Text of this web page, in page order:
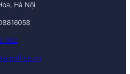
Hà Nội
682